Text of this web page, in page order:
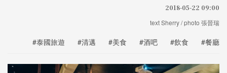
2018-05-22 09:00
text Sherry / photo 張晉瑞
#泰國旅遊 #清邁 #美食 #酒吧 #飲食 #餐廳